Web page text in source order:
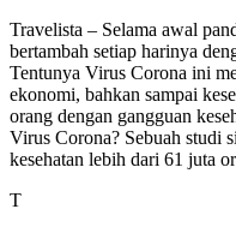
Travelista – Selama awal
bertambah setiap harinya
Tentunya Virus Corona ini
ekonomi, bahkan sampai
orang dengan gangguan
Virus Corona? Sebuah studi
kesehatan lebih dari 61 juta
T